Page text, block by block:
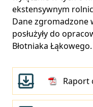
ekstensywnym
Dane zgromadzone
posłużyły do
Błotniaka Łąkowego.
Raport